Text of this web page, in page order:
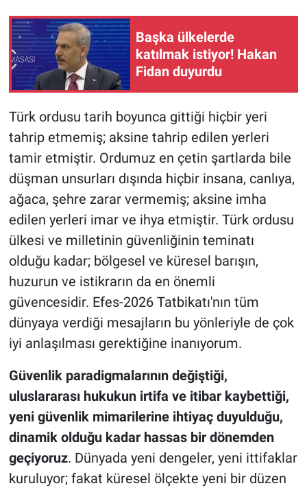
Başka ülkelerde
katılmak istiyor! Hakan
Fidan duyurdu
Türk ordusu tarih boyunca gittiği hiçbir yeri
tahrip etmemiş; aksine tahrip edilen yerleri
tamir etmiştir. Ordumuz en çetin şartlarda bile
düşman unsurları dışında hiçbir insana, canlıya,
ağaca, şehre zarar vermemiş; aksine imha
edilen yerleri imar ve ihya etmiştir. Türk ordusu
ülkesi ve milletinin güvenliğinin teminatı
olduğu kadar; bölgesel ve küresel barışın,
huzurun ve istikrarın da en önemli
güvencesidir. Efes-2026 Tatbikatı'nın tüm
dünyaya verdiği mesajların bu yönleriyle de çok
iyi anlaşılması gerektiğine inanıyorum.
Güvenlik paradigmalarının değiştiği,
uluslararası hukukun irtifa ve itibar kaybettiği,
yeni güvenlik mimarilerine ihtiyaç duyulduğu,
dinamik olduğu kadar hassas bir dönemden
geçiyoruz. Dünyada yeni dengeler, yeni ittifaklar
kuruluyor; fakat küresel ölçekte yeni bir düzen